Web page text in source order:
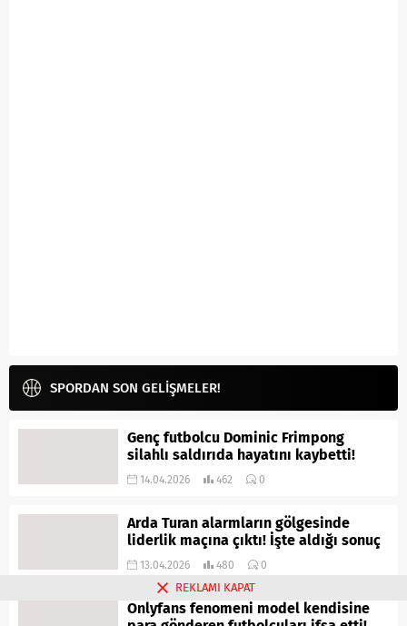
SPORDAN SON GELİŞMELER!
Genç futbolcu Dominic Frimpong
silahlı saldırıda hayatını kaybetti!
14.04.2026 462 0
Arda Turan alarmların gölgesinde
liderlik maçına çıktı! İşte aldığı sonuç
13.04.2026 480 0
Onlyfans fenomeni model kendisine
REKLAMI KAPAT